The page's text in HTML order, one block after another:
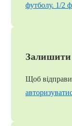
футболу. 1/2
Залишити
Щоб